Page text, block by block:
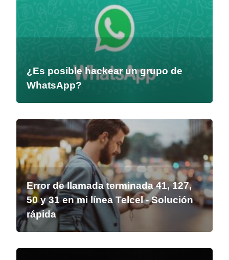
¿Es posible hackear un grupo de
WhatsApp?
Error de llamada terminada 41, 127,
50 y 31 en mi línea Telcel - Solución
rápida